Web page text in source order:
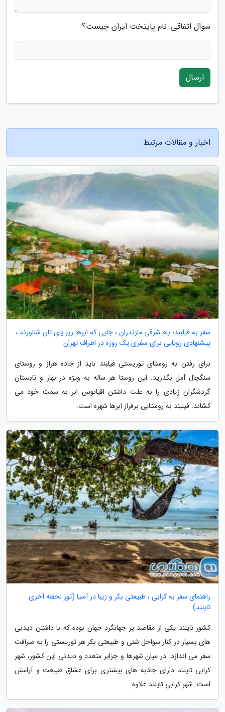
سوال اتفاقی: نام پایتخت ایران چیست؟
ارسال
اخبار و مقالات مرتبط
سفر به فیلبند؛ بام شرقی مازندران ، جایی که ابرها زیر پای تان شناورند ،
پیشنهادی رویایی برای سفری یک روزه در اطراف تهران
برای رفتن به روستای توریستی فیلبند باید از جاده هراز و روستای
سنگچال آمل بگذرید. این روستا هر ساله به ویژه در بهار و تابستان
گردشگران زیادی را به علت داشتن اقیانوس ابر به سمت خود می
کشاند. فیلبند به روستایی برفراز ابرها شهره است.
راهنمای سفر به کرابی ، طبیعتی بکر و زیبا در آسیا (تور لحظه آخری
تایلند)
کشور تایلند یکی از مقاصد پر جهانگرد جهان بوده که با داشتن دیدنی
های بسیار در کنار سواحل شنی و طبیعتی بکر هر توریستی را به صرافت
سفر می اندازد. در میان شهرها و جزایر متعدد و دیدنی این کشور، شهر
کرابی تایلند دارای جاذبه های بیشتری برای عشاق طبیعت و آرامش
است. شهر کرابی تایلند علاوه...